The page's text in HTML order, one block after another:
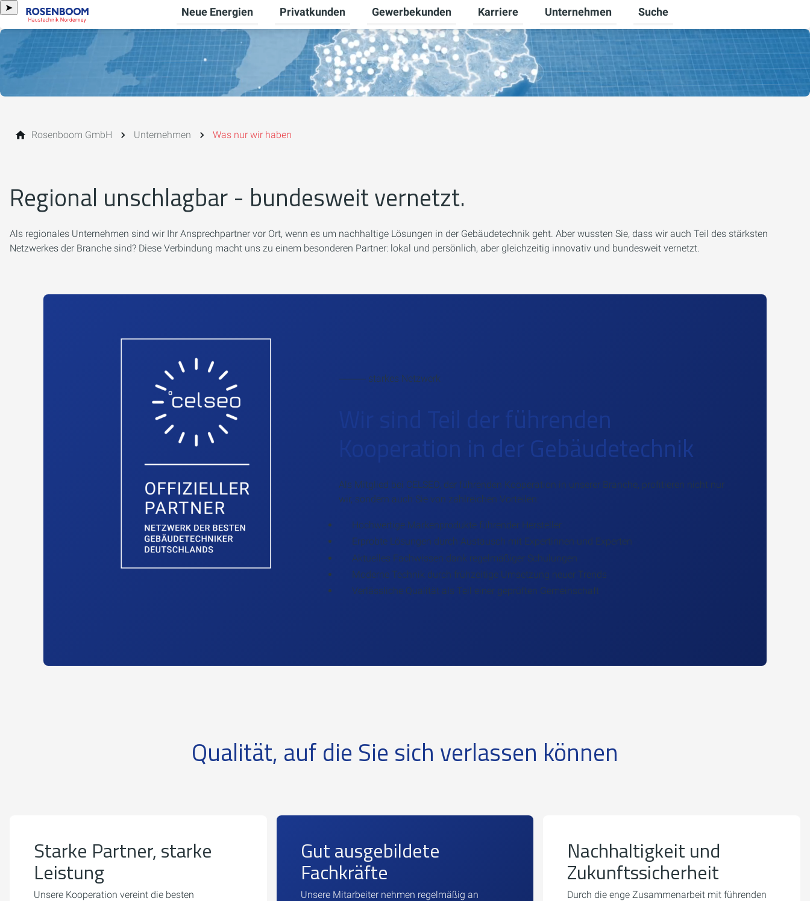
➤ Neue Energien
Untermenü für Neue Energien umschalten
Privatkunden
Untermenü für Privatkunden umschalten
Gewerbekunden
Untermenü für Gewerbekunden umschalten
Karriere
Untermenü für Karriere umschalten
Unternehmen
Untermenü für Unternehmen
Suche
Rosenboom GmbH Unternehmen Was nur wir haben
Regional unschlagbar - bundesweit vernetzt.
Als regionales Unternehmen sind wir Ihr Ansprechpartner vor Ort, wenn es um nachhaltige Lösungen in der Gebäudetechnik geht. Aber wussten Sie, dass wir auch Teil des stärksten
Netzwerkes der Branche sind? Diese Verbindung macht uns zu einem besonderen Partner: lokal und persönlich, aber gleichzeitig innovativ und bundesweit vernetzt.
⸻ starkes Netzwerk
Wir sind Teil der führenden
Kooperation in der Gebäudetechnik
Als Mitglied bei CELSEO, der führenden Kooperation in unserer Branche, profitieren nicht nur
wir, sondern auch Sie von zahlreichen Vorteilen:
Hochwertige Markenprodukte führender Hersteller
Erprobte Lösungen durch Austausch mit Expertinnen und Experten
Aktuelles Fachwissen dank regelmäßiger Schulungen
Moderne Technik durch frühzeitige Umsetzung neuer Trends
Verlässliche Qualität als Teil einer geprüften Gemeinschaft
Qualität, auf die Sie sich verlassen können
Starke Partner, starke
Leistung
Unsere Kooperation vereint die besten
Gut ausgebildete
Fachkräfte
Unsere Mitarbeiter nehmen regelmäßig an
Nachhaltigkeit und
Zukunftssicherheit
Durch die enge Zusammenarbeit mit führenden